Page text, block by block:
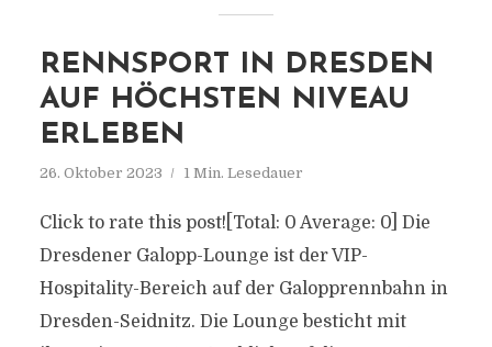
RENNSPORT IN DRESDEN
AUF HÖCHSTEN NIVEAU
ERLEBEN
26. Oktober 2023 1 Min. Lesedauer
Click to rate this post![Total: 0 Average: 0] Die
Dresdener Galopp-Lounge ist der VIP-
Hospitality-Bereich auf der Galopprennbahn in
Dresden-Seidnitz. Die Lounge besticht mit